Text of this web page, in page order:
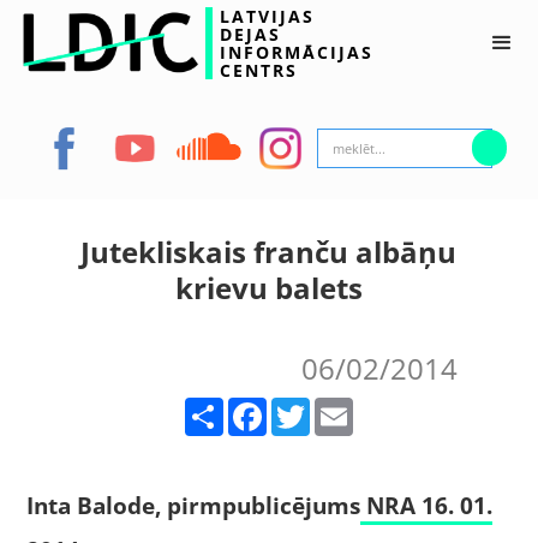
LATVIJAS
DEJAS
INFORMĀCIJAS
CENTRS
Jutekliskais franču albāņu
krievu balets
06/02/2014
Facebook Twitter
Inta Balode, pirmpublicējums NRA 16. 01.